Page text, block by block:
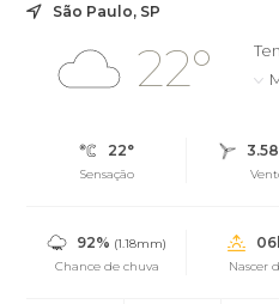
São Paulo, SP
22°
22°
Sensação
92% (1.18mm)
Chance de chuva
Nascer